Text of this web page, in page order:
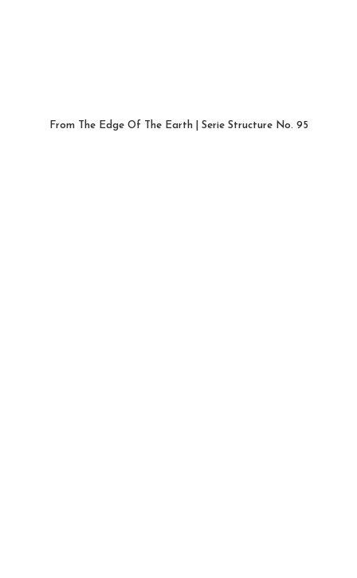
From The Edge Of The Earth | Serie Structure No. 95